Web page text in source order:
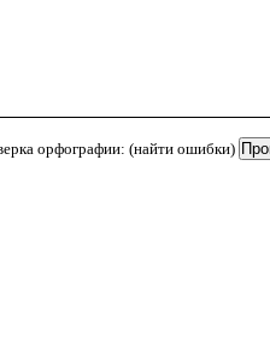
орфографии: (найти ошибки)